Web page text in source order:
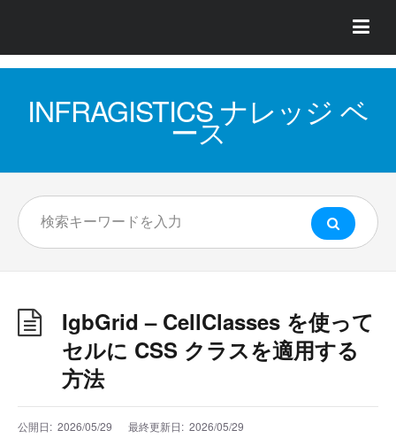
INFRAGISTICS ナレッジ ベ
ース
IgbGrid – CellClasses を使って
セルに CSS クラスを適用する
方法
公開日: 2026/05/29 最終更新日: 2026/05/29